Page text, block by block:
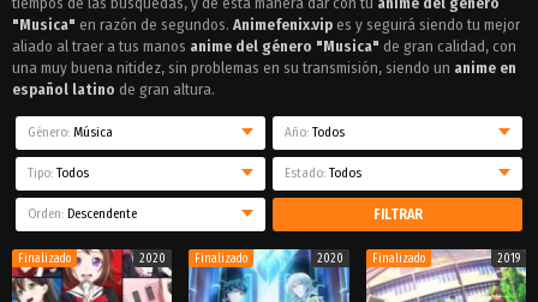
"Musica" en razón de segundos. Animefenix.vip es y seguirá siendo tu mejor
aliado al traer a tus manos anime del género "Musica" de gran calidad, con
una muy buena nitidez, sin problemas en su transmisión, siendo un anime en
español latino de gran altura.
Género: Música Año: Todos
Tipo: Todos Estado: Todos
Orden: Descendente FILTRAR
Finalizado 2020 Finalizado 2020 Finalizado 2019